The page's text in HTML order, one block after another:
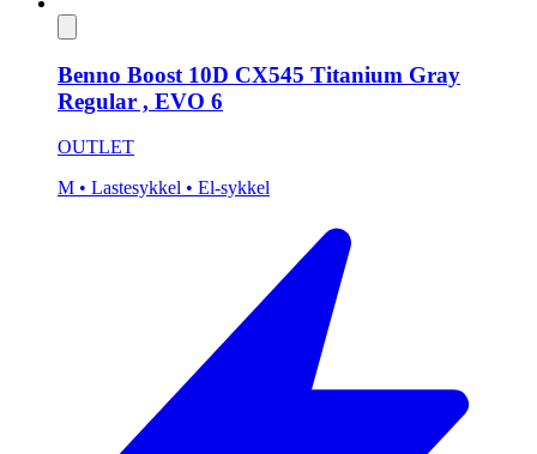
Benno Boost 10D CX545 Titanium Gray
Regular , EVO 6
OUTLET
M • Lastesykkel • El-sykkel